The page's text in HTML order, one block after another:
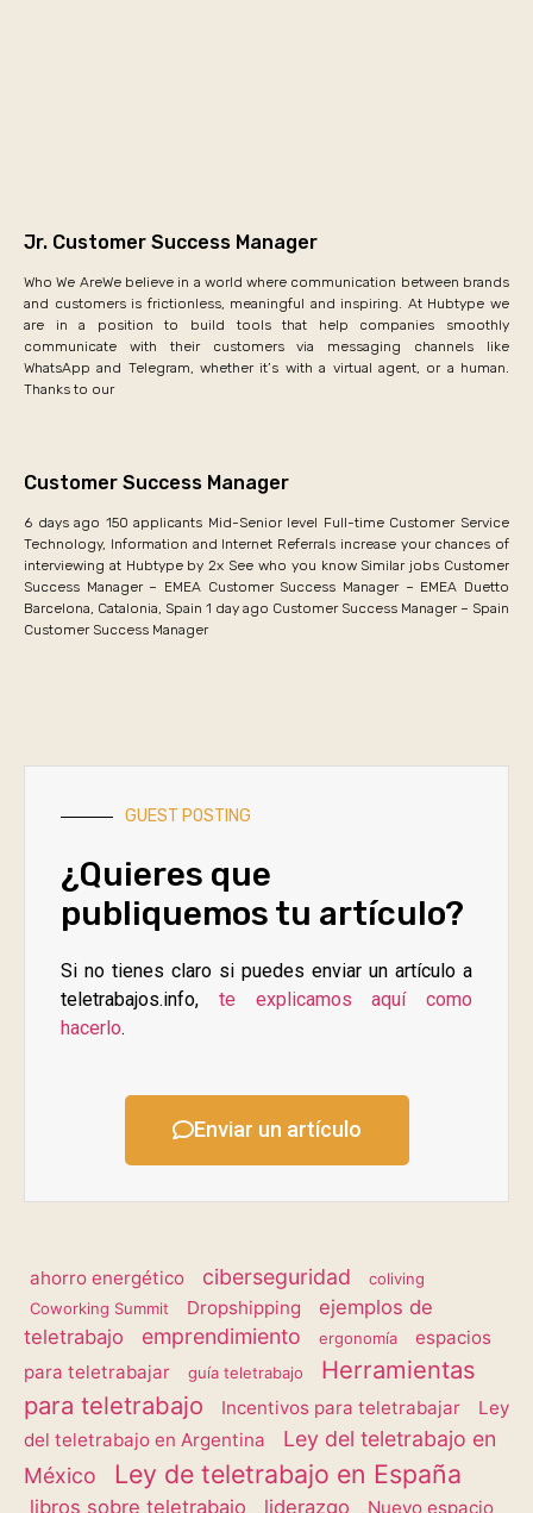
Jr. Customer Success Manager
Who We AreWe believe in a world where communication between brands
and customers is frictionless, meaningful and inspiring. At Hubtype we
are in a position to build tools that help companies smoothly
communicate with their customers via messaging channels like
WhatsApp and Telegram, whether it’s with a virtual agent, or a human.
Thanks to our
Customer Success Manager
6 days ago 150 applicants Mid-Senior level Full-time Customer Service
Technology, Information and Internet Referrals increase your chances of
interviewing at Hubtype by 2x See who you know Similar jobs Customer
Success Manager – EMEA Customer Success Manager – EMEA Duetto
Barcelona, Catalonia, Spain 1 day ago Customer Success Manager – Spain
Customer Success Manager
GUEST POSTING
¿Quieres que
publiquemos tu artículo?
Si no tienes claro si puedes enviar un artículo a
teletrabajos.info, te explicamos aquí como
hacerlo.
Enviar un artículo
ahorro energético ciberseguridad
coliving
Coworking Summit
Dropshipping
ejemplos de
teletrabajo
emprendimiento ergonomía
espacios
para teletrabajar
guía teletrabajo
Herramientas
para teletrabajo
Incentivos para teletrabajar
Ley
del teletrabajo en Argentina
Ley del teletrabajo en
México
Ley de teletrabajo en España
libros sobre teletrabajo liderazgo
Nuevo espacio